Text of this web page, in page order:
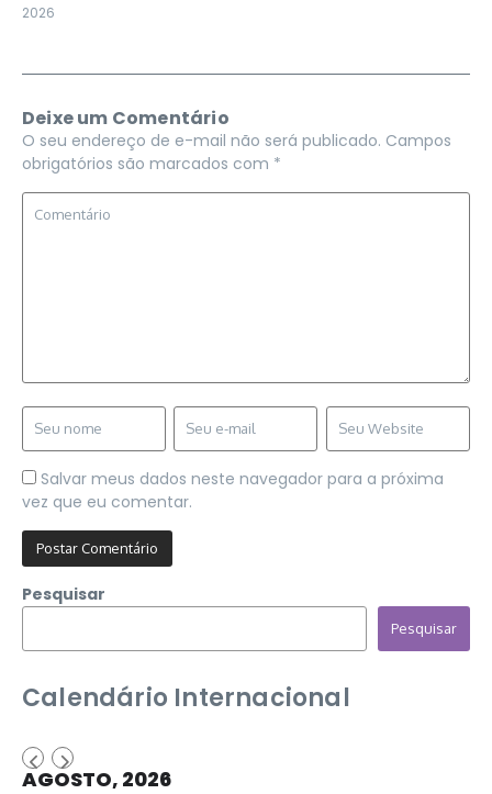
2026
Deixe um Comentário
O seu endereço de e-mail não será publicado. Campos
obrigatórios são marcados com *
Salvar meus dados neste navegador para a próxima
vez que eu comentar.
Pesquisar
Pesquisar
Calendário Internacional
AGOSTO, 2026